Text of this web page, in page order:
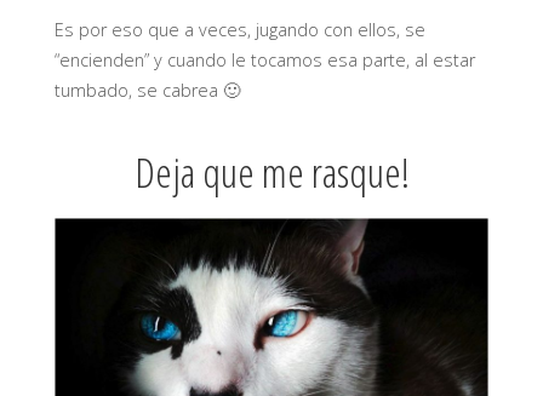
Es por eso que a veces, jugando con ellos, se
“encienden” y cuando le tocamos esa parte, al estar
tumbado, se cabrea 🙂
Deja que me rasque!